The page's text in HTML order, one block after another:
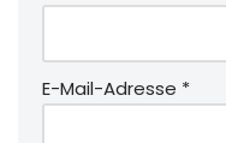
E-Mail-Adresse *